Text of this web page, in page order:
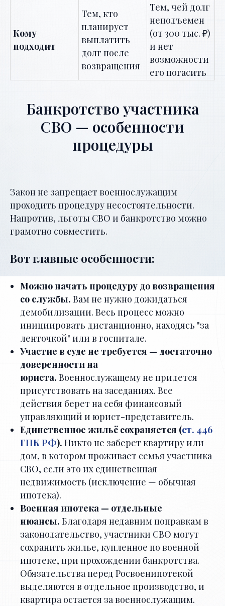
Кому
подходит
Тем, кто
планирует
выплатить
долг после
возвращения
Тем, чей долг
неподъемен
(от 300 тыс. ₽)
и нет
возможности
его погасить
Банкротство участника
СВО — особенности
процедуры
Закон не запрещает военнослужащим
проходить процедуру несостоятельности.
Напротив, льготы СВО и банкротство можно
грамотно совместить.
Вот главные особенности:
Можно начать процедуру до возвращения
со службы. Вам не нужно дожидаться
демобилизации. Весь процесс можно
инициировать дистанционно, находясь "за
ленточкой" или в госпитале.
Участие в суде не требуется — достаточно
доверенности на
юриста. Военнослужащему не придется
присутствовать на заседаниях. Все
действия берет на себя финансовый
управляющий и юрист-представитель.
Единственное жильё сохраняется (ст. 446
ГПК РФ). Никто не заберет квартиру или
дом, в котором проживает семья участника
СВО, если это их единственная
недвижимость (исключение — обычная
ипотека).
Военная ипотека — отдельные
нюансы. Благодаря недавним поправкам в
законодательство, участники СВО могут
сохранить жилье, купленное по военной
ипотеке, при прохождении банкротства.
Обязательства перед Росвоенипотекой
выделяются в отдельное производство, и
квартира остается за военнослужащим.